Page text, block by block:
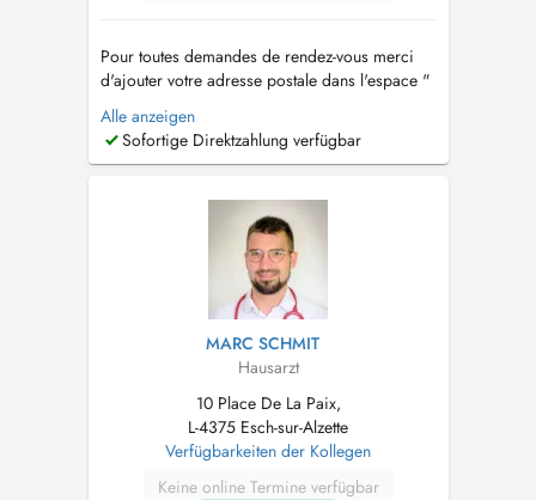
Pour toutes demandes de rendez-vous merci
d'ajouter votre adresse postale dans l'espace "
notes " Consultations les lundi, mardi,
mercredi, jeudi, vendredi Dr Stéphanie BILL
Nous vous prions de bien vouloir vous munir
carte de vaccination lors de la...
Alle anzeigen
Sofortige Direktzahlung verfügbar
MARC SCHMIT
Hausarzt
10 Place De La Paix,
L-4375 Esch-sur-Alzette
Verfügbarkeiten der Kollegen
Keine online Termine verfügbar